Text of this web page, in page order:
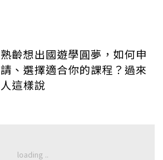
熟齡想出國遊學圓夢，如何申
請、選擇適合你的課程？過來
人這樣說